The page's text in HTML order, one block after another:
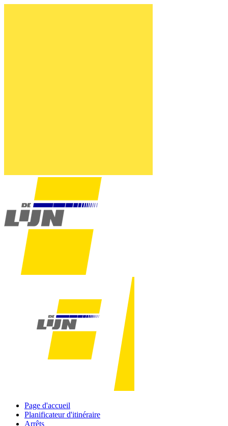
Page d'accueil
Planificateur d'itinéraire
Arrêts